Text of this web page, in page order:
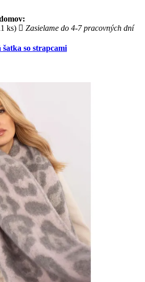
ks)
Zasielame do 4-7 pracovných dní
so strapcami